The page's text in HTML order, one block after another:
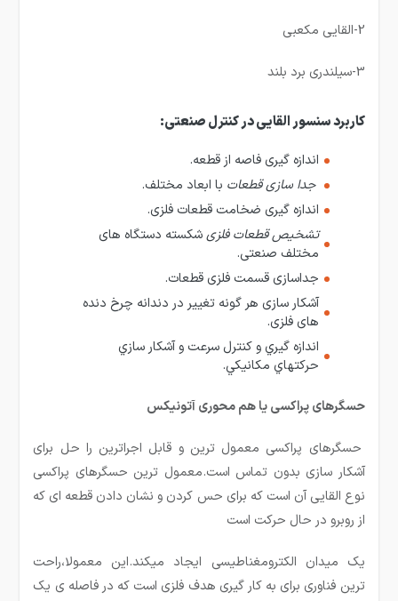
2-القایی مکعبی
3-سیلندری برد بلند
کاربرد سنسور القایی در کنترل صنعتی:
اندازه گيری فاصه از قطعه.
جدا سازی قطعات با ابعاد مختلف.
اندازه گيری ضخامت قطعات فلزی.
تشخیص قطعات فلزیشکسته دستگاه های
مختلف صنعتی.
جداسازی قسمت فلزی قطعات.
آشکار سازی هر گونه تغییر در دندانه چرخ دنده
های فلزی.
اندازه گيري و كنترل سرعت و آشكار سازي
حركتهاي مكانيكي.
حسگرهای پراکسی یا هم محوری آتونیکس
حسگرهای پراکسی معمول ترین و قابل اجراترین را حل برای
آشکار سازی بدون تماس است.معمول ترین حسگرهای پراکسی
نوع القایی آن است که برای حس کردن و نشان دادن قطعه ای که
از روبرو در حال حرکت است
یک میدان الکترومغناطیسی ایجاد میکند.این معمولا،راحت
ترین فناوری برای به کار گیری هدف فلزی است که در فاصله ی یک